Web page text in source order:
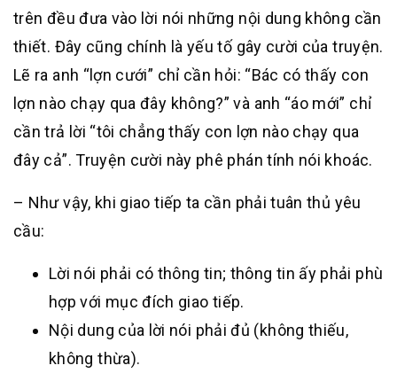
trên đều đưa vào lời nói những nội dung không cần
thiết. Đây cũng chính là yếu tố gây cười của truyện.
Lẽ ra anh “lợn cưới” chỉ cần hỏi: “Bác có thấy con
lợn nào chạy qua đây không?” và anh “áo mới” chỉ
cần trả lời “tôi chẳng thấy con lợn nào chạy qua
đây cả”. Truyện cười này phê phán tính nói khoác.
– Như vậy, khi giao tiếp ta cần phải tuân thủ yêu
cầu:
Lời nói phải có thông tin; thông tin ấy phải phù
hợp với mục đích giao tiếp.
Nội dung của lời nói phải đủ (không thiếu,
không thừa).